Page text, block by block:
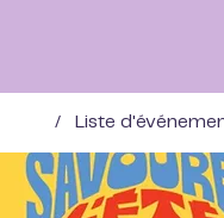
/ Liste